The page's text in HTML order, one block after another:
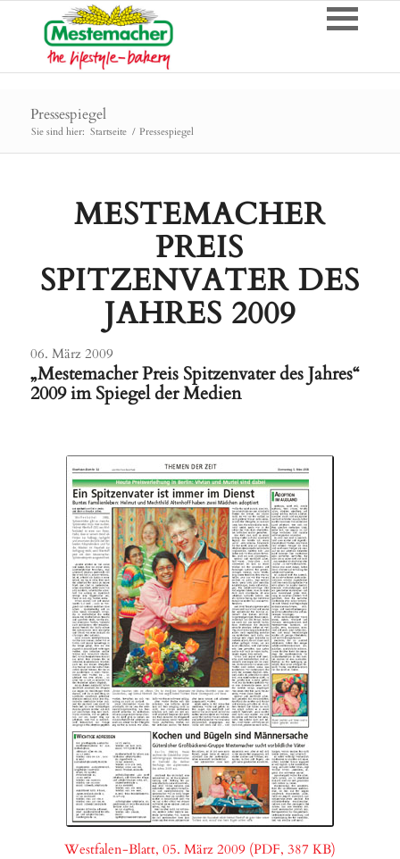
Pressespiegel
Sie sind hier: Startseite / Pressespiegel
MESTEMACHER
PREIS
SPITZENVATER DES
JAHRES 2009
06. März 2009
„Mestemacher Preis Spitzenvater des Jahres“
2009 im Spiegel der Medien
Westfalen-Blatt, 05. März 2009 (PDF, 387 KB)